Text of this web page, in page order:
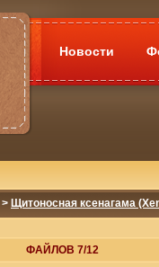
Новости
> Щитоносная ксенагама
ФАЙЛОВ 7/12